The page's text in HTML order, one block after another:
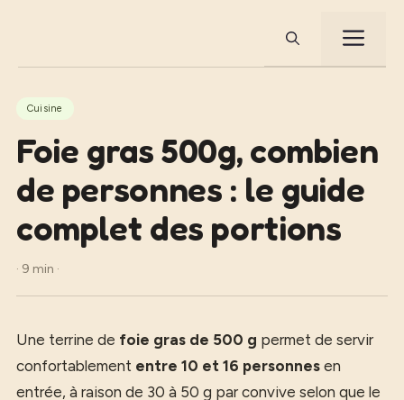
Cuisine
Foie gras 500g, combien
de personnes : le guide
complet des portions
· 9 min ·
Une terrine de foie gras de 500 g permet de servir
confortablement entre 10 et 16 personnes en
entrée, à raison de 30 à 50 g par convive selon que le